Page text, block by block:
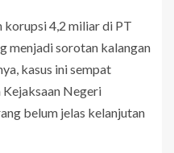
korupsi 4,2 miliar di PT
menjadi sorotan kalangan
kasus ini sempat
Negeri
belum jelas kelanjutan